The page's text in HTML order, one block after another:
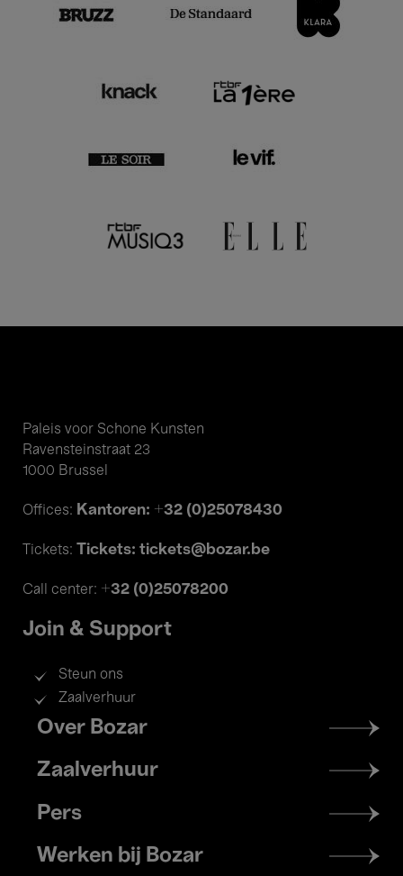
Paleis voor Schone Kunsten
Ravensteinstraat 23
1000 Brussel
Offices: Kantoren: +32 (0)25078430
Tickets: Tickets: tickets@bozar.be
Call center: +32 (0)25078200
Join & Support
Steun ons
Zaalverhuur
Footer
menu
Over Bozar
Zaalverhuur
Pers
Werken bij Bozar